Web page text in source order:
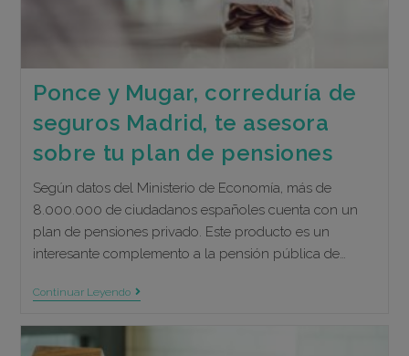
Ponce y Mugar, correduría de
seguros Madrid, te asesora
sobre tu plan de pensiones
Según datos del Ministerio de Economía, más de
8.000.000 de ciudadanos españoles cuenta con un
plan de pensiones privado. Este producto es un
interesante complemento a la pensión pública de…
Continuar LeyendoPonce